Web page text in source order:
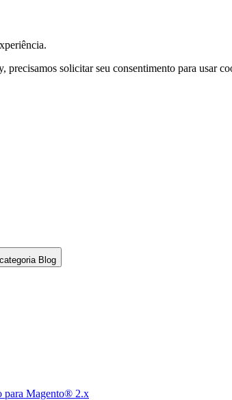
precisamos solicitar seu consentimento para usar
Blog
para Magento® 2.x